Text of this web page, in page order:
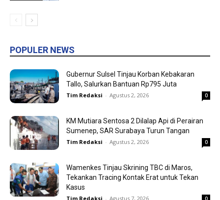
POPULER NEWS
Gubernur Sulsel Tinjau Korban Kebakaran
Tallo, Salurkan Bantuan Rp795 Juta
Tim Redaksi - Agustus 2, 2026 0
KM Mutiara Sentosa 2 Dilalap Api di Perairan
Sumenep, SAR Surabaya Turun Tangan
Tim Redaksi - Agustus 2, 2026 0
Wamenkes Tinjau Skrining TBC di Maros,
Tekankan Tracing Kontak Erat untuk Tekan
Kasus
Tim Redaksi - Agustus 7, 2026 0